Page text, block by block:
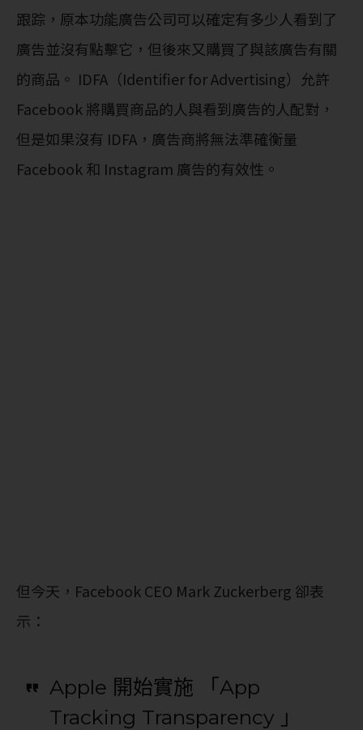
跟踪，原本功能廣告公司可以確定有多少人看到了
廣告並沒有點擊它，但後來又購買了與該廣告有關
的商品。 IDFA（Identifier for Advertising）允許
Facebook 將購買商品的人與看到廣告的人配對，
但是如果沒有 IDFA，廣告商將無法準確衡量
Facebook 和 Instagram 廣告的有效性。
但今天，Facebook CEO Mark Zuckerberg 卻表
示：
Apple 開始實施 「App
Tracking Transparency 」